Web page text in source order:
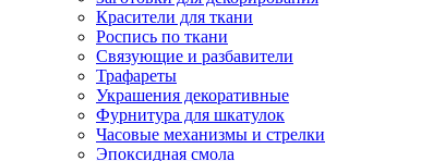
Красители для ткани
Роспись по ткани
Связующие и разбавители
Трафареты
Украшения декоративные
Фурнитура для шкатулок
Часовые механизмы и стрелки
Эпоксидная смола